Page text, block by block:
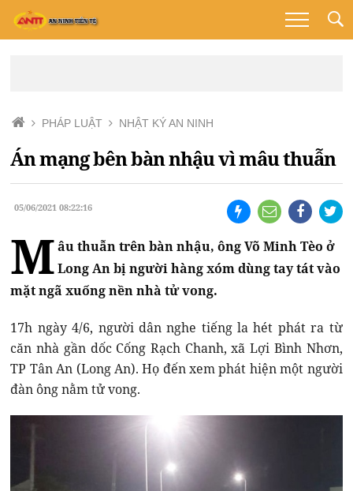
PHÁP LUẬT NHẬT KÝ AN NINH
Án mạng bên bàn nhậu vì mâu thuẫn
05/06/2021 08:22:16
M âu thuẫn trên bàn nhậu, ông Võ Minh Tèo ở
Long An bị người hàng xóm dùng tay tát vào
mặt ngã xuống nền nhà tử vong.
17h ngày 4/6, người dân nghe tiếng la hét phát ra từ
căn nhà gần dốc Cống Rạch Chanh, xã Lợi Bình Nhơn,
TP Tân An (Long An). Họ đến xem phát hiện một người
đàn ông nằm tử vong.